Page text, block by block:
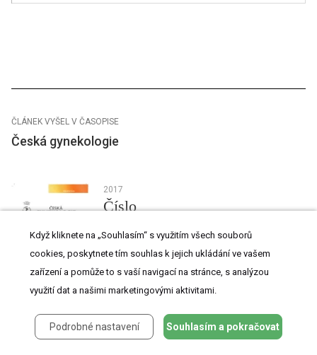
ČLÁNEK VYŠEL V ČASOPISE
Česká gynekologie
2017
Číslo
Všechny články tohoto čísla
Když kliknete na „Souhlasím“ s využitím všech souborů
cookies, poskytnete tím souhlas k jejich ukládání ve vašem
zařízení a pomůže to s vaší navigací na stránce, s analýzou
využití dat a našimi marketingovými aktivitami.
Podrobné nastavení Souhlasím a pokračovat